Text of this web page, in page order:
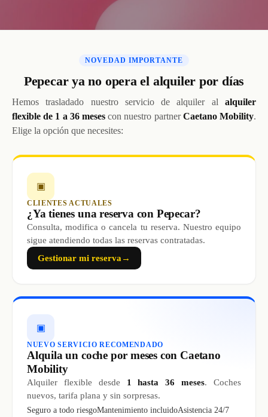
NOVEDAD IMPORTANTE
Pepecar ya no opera el alquiler por días
Hemos trasladado nuestro servicio de alquiler al alquiler
flexible de 1 a 36 meses con nuestro partnerCaetano Mobility.
Elige la opción que necesites:
▣
CLIENTES ACTUALES
¿Ya tienes una reserva con Pepecar?
Consulta, modifica o cancela tu reserva. Nuestro equipo
sigue atendiendo todas las reservas contratadas.
Gestionar mi reserva →
▣
NUEVO SERVICIO RECOMENDADO
Alquila un coche por meses con Caetano
Mobility
Alquiler flexible desde 1 hasta 36 meses. Coches
nuevos, tarifa plana y sin sorpresas.
Seguro a todo riesgoMantenimiento incluidoAsistencia 24/7